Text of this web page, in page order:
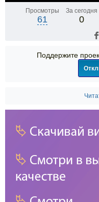
Просмотры
61
За сегодня
0
Поддержите